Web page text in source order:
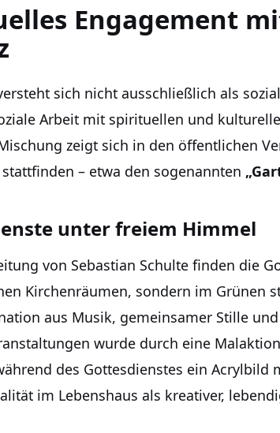
Engagement
sich nicht ausschließlich als
Arbeit mit spirituellen und
zeigt sich in den öffentlichen
– etwa den sogenannten
unter freiem Himmel
von Sebastian Schulte finden die
Kirchenräumen, sondern im Grünen
aus Musik, gemeinsamer Stille
wurde durch eine
des Gottesdienstes ein Acrylbild
im Lebenshaus als kreativer,